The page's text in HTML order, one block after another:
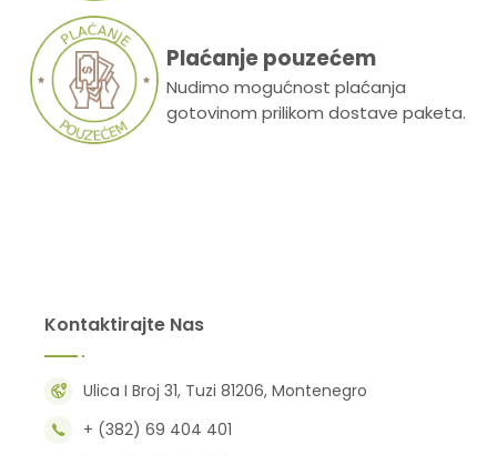
Plaćanje pouzećem
Nudimo mogućnost plaćanja
gotovinom prilikom dostave paketa.
Kontaktirajte Nas
Ulica I Broj 31, Tuzi 81206, Montenegro
+ (382) 69 404 401